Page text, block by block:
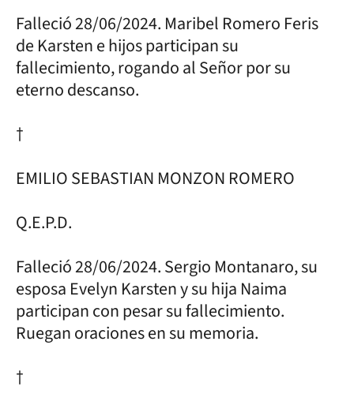
Falleció 28/06/2024. Maribel Romero Feris
de Karsten e hijos participan su
fallecimiento, rogando al Señor por su
eterno descanso.
†
EMILIO SEBASTIAN MONZON ROMERO
Q.E.P.D.
Falleció 28/06/2024. Sergio Montanaro, su
esposa Evelyn Karsten y su hija Naima
participan con pesar su fallecimiento.
Ruegan oraciones en su memoria.
†